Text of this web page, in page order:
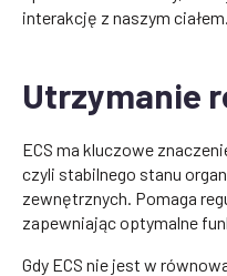
interakcję z naszym ciałem.
Utrzymanie
ECS ma kluczowe
czyli stabilnego stanu
zewnętrznych. Pomaga
zapewniając optymalne
Gdy ECS nie jest w